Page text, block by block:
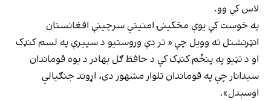
لاس کې وو.
په خوست کې یوې مخکینۍ امنیتي سرچینې افغانستان
انټرنشنل ته وویل چې « تر دې وروستیو د سپیرې په لسم کنډک
او د تڼیو په پنځم کنډک کې د حافظ ګل بهادر د یوه قوماندان
سیدانار چې په قوماندان تلوار مشهور دی، اړوند جنګیالي
اوسېدل».